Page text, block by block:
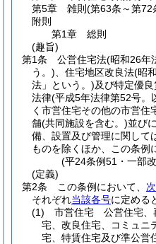
第5章
雑則 (第63条～第72
附則
第1章
総則
(趣旨)
第1条
公営住宅法(昭和26年
う。) 、住宅地区改良法(昭
法」という。)及び特定優
法律(平成5年法律第52号。
く市営住宅その他の市営住
舗(共同施設を含む。)並び
備、設置及び管理に関して
ものを除くほか、この条例
(平24条例51・一部
(定義)
第2条
この条例において、
それぞれ当該各号に定める
(1)
市営住宅 公営住宅、
宅、改良住宅、コミュニ
宅、特賃住宅及び準公営